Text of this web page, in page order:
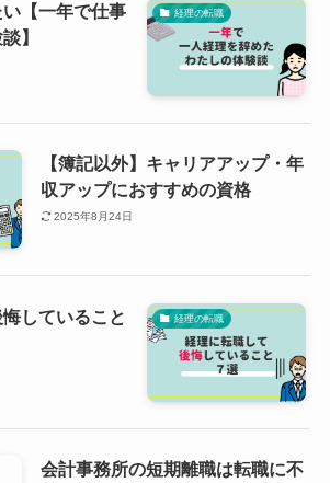
経理の転職
【一年で仕事
】
【簿記以外】キャリアアップ・年
収アップにおすすめの資格
2025年8月24日
経理の転職
していること
会計事務所の短期離職は転職に不